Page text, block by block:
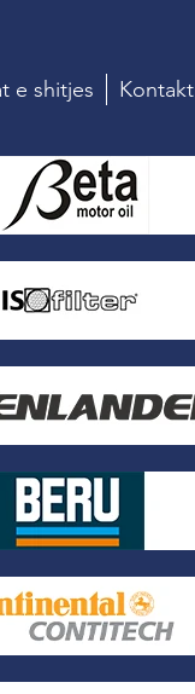
e shitjes Kontakt